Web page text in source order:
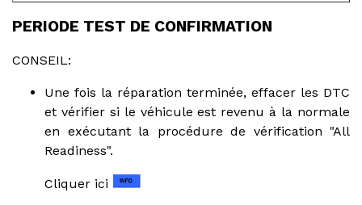
PERIODE TEST DE CONFIRMATION
CONSEIL:
Une fois la réparation terminée, effacer les DTC
et vérifier si le véhicule est revenu à la normale
en exécutant la procédure de vérification "All
Readiness".
Cliquer ici